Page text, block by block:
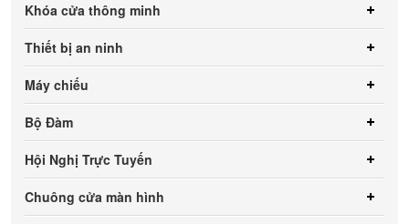
Khóa cửa thông minh
Thiết bị an ninh
Máy chiếu
Bộ Đàm
Hội Nghị Trực Tuyến
Chuông cửa màn hình